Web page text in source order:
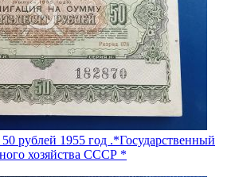
рублей 1955 год .*Государственный
хозяйства СССР *